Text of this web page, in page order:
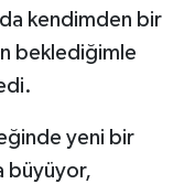
kendimden bir
beklediğimle
yeni bir
büyüyor,